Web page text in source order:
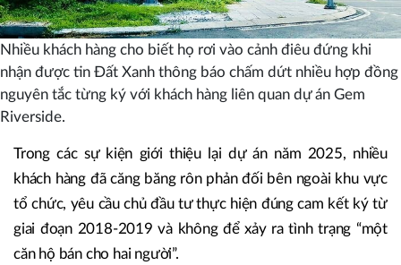
Nhiều khách hàng cho biết họ rơi vào cảnh điêu đứng khi
nhận được tin Đất Xanh thông báo chấm dứt nhiều hợp đồng
nguyên tắc từng ký với khách hàng liên quan dự án Gem
Riverside.
Trong các sự kiện giới thiệu lại dự án năm 2025, nhiều
khách hàng đã căng băng rôn phản đối bên ngoài khu vực
tổ chức, yêu cầu chủ đầu tư thực hiện đúng cam kết ký từ
giai đoạn 2018-2019 và không để xảy ra tình trạng “một
căn hộ bán cho hai người”.